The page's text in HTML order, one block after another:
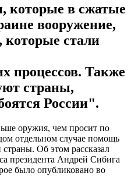
которые в сжатые
вооружение,
которые стали
процессов. Также
страны,
России".
оружия, чем просит по
отдельном случае помощь
Об этом рассказал
президента Андрей Сибига
было опубликовано во